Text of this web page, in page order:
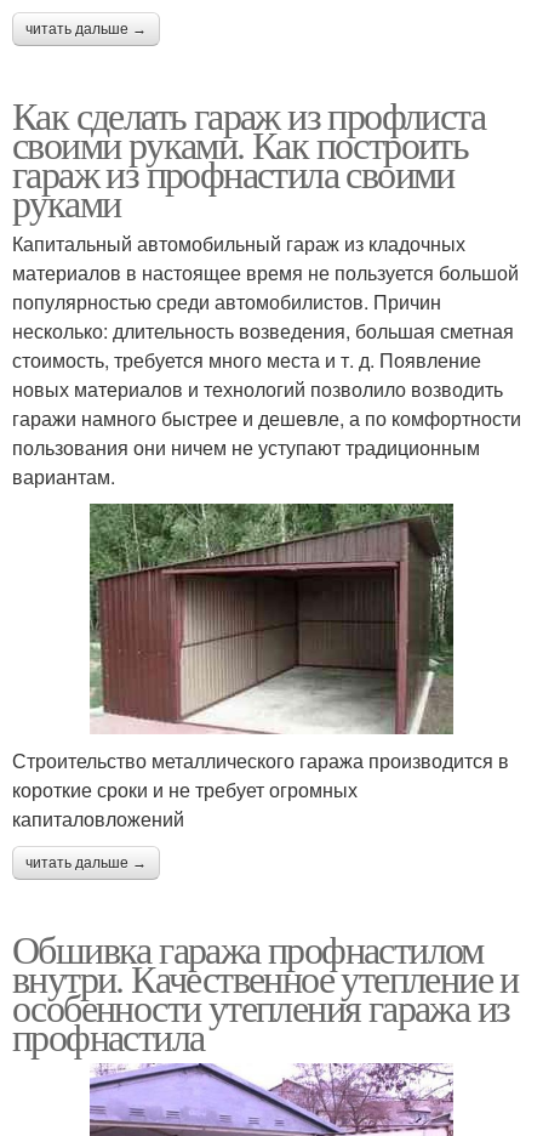
читать дальше →
Как сделать гараж из профлиста
своими руками. Как построить
гараж из профнастила своими
руками
Капитальный автомобильный гараж из кладочных
материалов в настоящее время не пользуется большой
популярностью среди автомобилистов. Причин
несколько: длительность возведения, большая сметная
стоимость, требуется много места и т. д. Появление
новых материалов и технологий позволило возводить
гаражи намного быстрее и дешевле, а по комфортности
пользования они ничем не уступают традиционным
вариантам.
Строительство металлического гаража производится в
короткие сроки и не требует огромных
капиталовложений
читать дальше →
Обшивка гаража профнастилом
внутри. Качественное утепление и
особенности утепления гаража из
профнастила